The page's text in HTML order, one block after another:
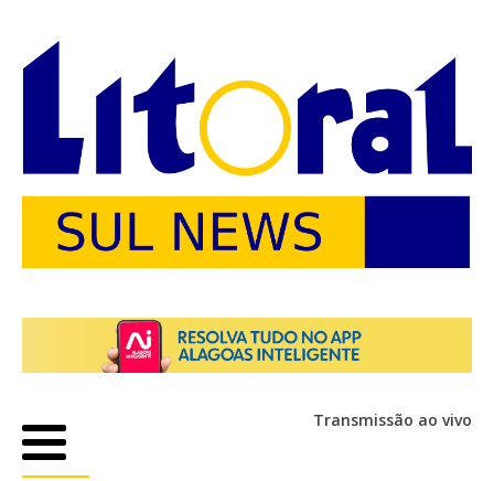
Transmissão ao vivo